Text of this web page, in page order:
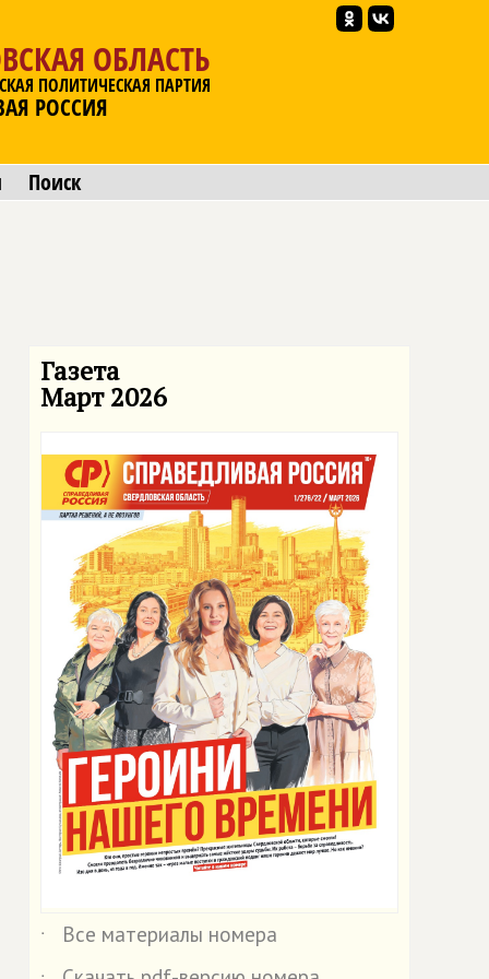
ОБЛАСТЬ
ПОЛИТИЧЕСКАЯ ПАРТИЯ
РОССИЯ
Поиск
Газета
Март 2026
˙
Все материалы номера